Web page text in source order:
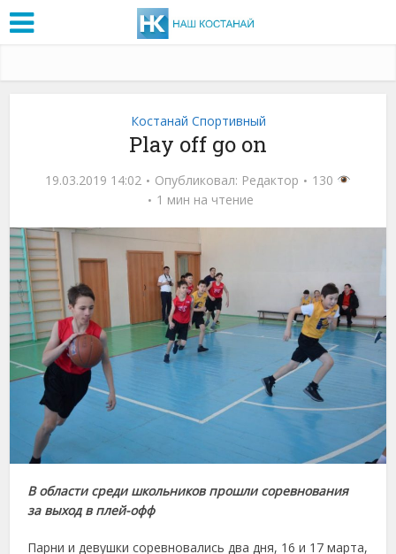
Костанай Спортивный
Play off go on
19.03.2019 14:02 Опубликовал: Редактор
130
1 мин на чтение
В области среди школьников прошли соревнования
за выход в плей-офф
Парни и девушки соревновались два дня, 16 и 17 марта,